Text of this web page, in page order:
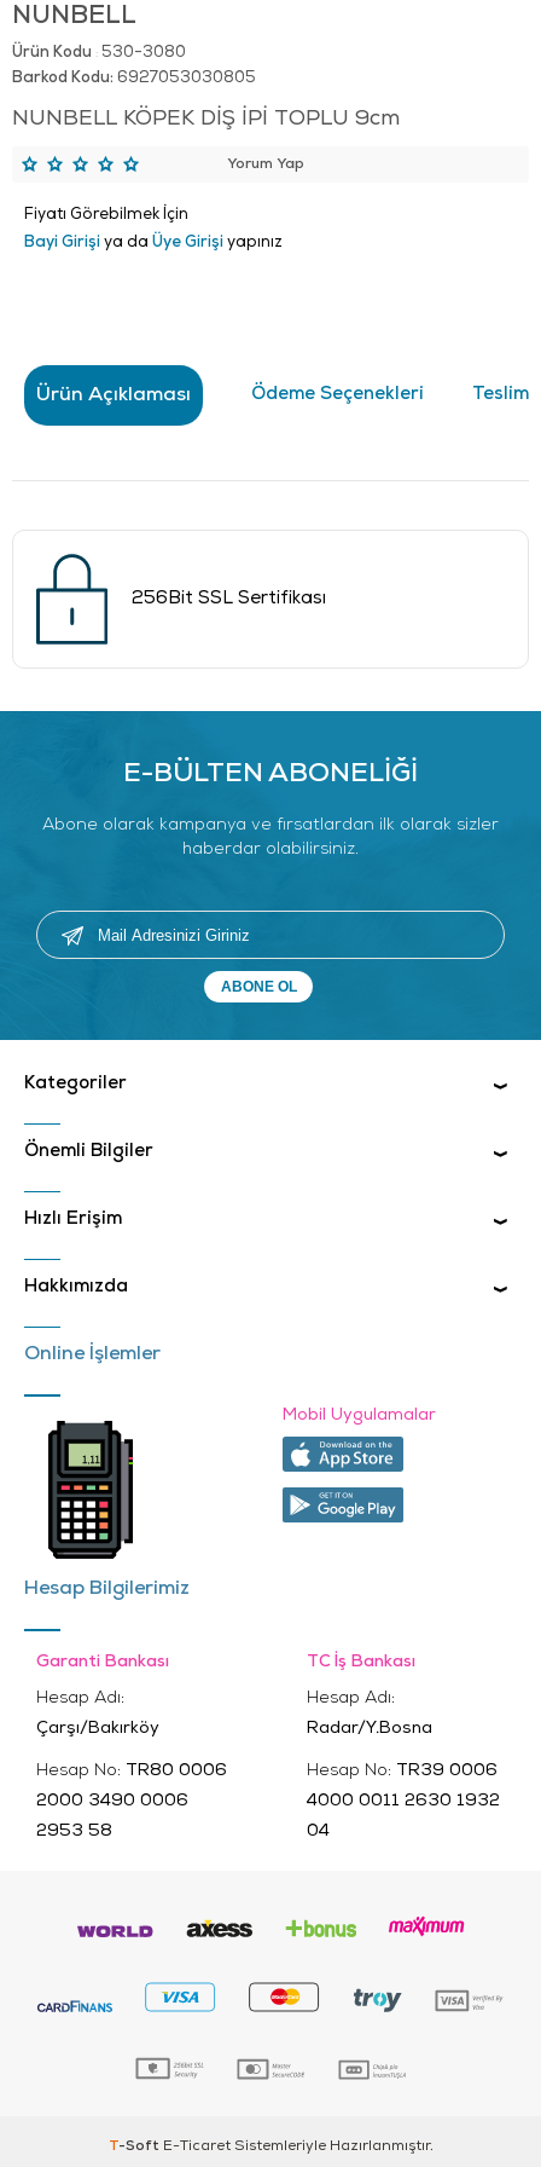
NUNBELL
Ürün Kodu : 530-3080
Barkod Kodu: 6927053030805
NUNBELL KÖPEK DİŞ İPİ TOPLU 9cm
Yorum Yap
Fiyatı Görebilmek İçin
Bayi Girişi ya da Üye Girişi yapınız
Ürün Açıklaması Ödeme Seçenekleri
256Bit SSL Sertifikası
E-BÜLTEN ABONELİĞİ
Abone olarak kampanya ve fırsatlardan ilk olarak sizler
haberdar olabilirsiniz.
Kategoriler
Önemli Bilgiler
Hızlı Erişim
Hakkımızda
Online İşlemler
Mobil Uygulamalar
Hesap Bilgilerimiz
Garanti Bankası
Hesap Adı:
Çarşı/Bakırköy
Hesap No: TR80 0006
2000 3490 0006
2953 58
TC İş Bankası
Hesap Adı:
Radar/Y.Bosna
Hesap No: TR39 0006
4000 0011 2630 1932
04
T-Soft E-TicaretSistemleriyle Hazırlanmıştır.